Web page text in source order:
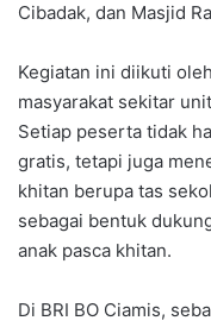
Cibadak, dan Masjid
Kegiatan ini diikuti
masyarakat sekitar
Setiap peserta tidak
gratis, tetapi juga
khitan berupa tas
sebagai bentuk
anak pasca khitan.
Di BRI BO Ciamis,